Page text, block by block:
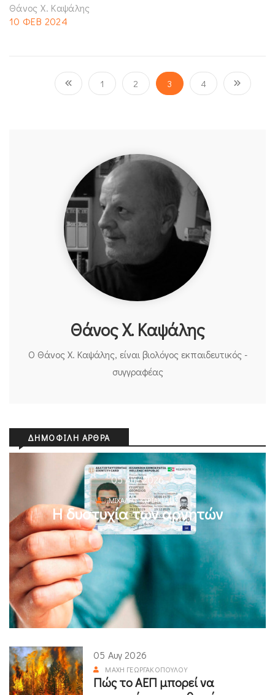
Θάνος Χ. Καψάλης
10 ΦΕΒ 2024
1 2 3 4
Θάνος Χ. Καψάλης
Ο Θάνος Χ. Καψάλης, είναι βιολόγος εκπαιδευτικός -
συγγραφέας
ΔΗΜΟΦΙΛΉ ΆΡΘΡΑ
05 Αυγ 2026
ΜΙΧΆΛΗΣ ΚΥΡΙΑΚΊΔΗΣ
Η δυστυχία των αρνητών
05 Αυγ 2026
ΜΆΧΗ ΓΕΩΡΓΑΚΟΠΟΎΛΟΥ
Πώς το ΑΕΠ μπορεί να